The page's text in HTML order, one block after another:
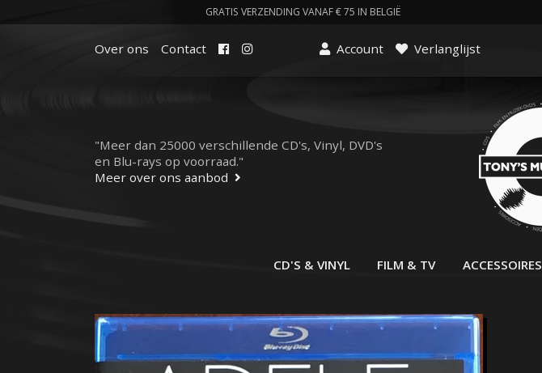
GRATIS VERZENDING VANAF € 75 IN BELGIË
Over ons Contact FacebookInstagram Account Verlanglijst
"Meer dan 25000 verschillende CD's, Vinyl, DVD's
en Blu-rays op voorraad."
Meer over ons aanbod
CD'S & VINYL FILM & TV ACCESSOIRES